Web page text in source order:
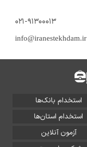
۰۲۱-۹۱۳۰۰۰۱۳
info@iranestekhdam.ir
استخدام بانک‌ها
استخدام استان‌ها
آزمون آنلاین